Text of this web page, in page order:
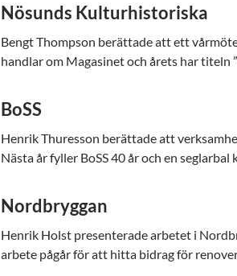
Nösunds Kulturhistoriska
Bengt Thompson berättade att ett
handlar om Magasinet och årets har titeln
BoSS
Henrik Thuresson berättade att
Nästa år fyller BoSS 40 år och en
Nordbryggan
Henrik Holst presenterade arbetet i
arbete pågår för att hitta bidrag för